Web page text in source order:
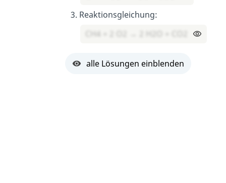
Reaktionsgleichung:
CH4 + 2 O2 → 2 H2O + CO2
alle Lösungen einblenden